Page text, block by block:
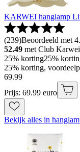
KARWEI hanglamp
(239)Beoordeeld met
52.49 met Club Karwei
25% korting25%
25% korting,
69.99
Prijs: 69.99 euro
Bekijk alles in